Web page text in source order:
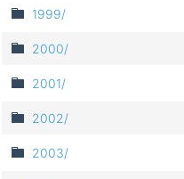
1999/
2000/
2001/
2002/
2003/